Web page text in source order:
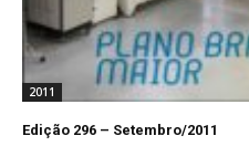
2011
Edição 296 – Setembro/2011